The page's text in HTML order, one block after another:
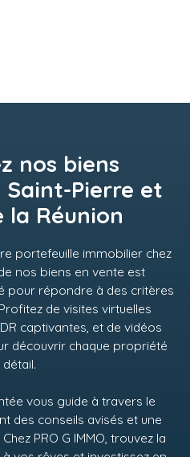
nos biens
Pierre et
la Réunion
portefeuille immobilier chez
nos biens en vente est
pour répondre à des critères
de visites virtuelles
captivantes, et de vidéos
découvrir chaque propriété
détail.
vous guide à travers le
des conseils avisés et une
PRO G IMMO, trouvez la